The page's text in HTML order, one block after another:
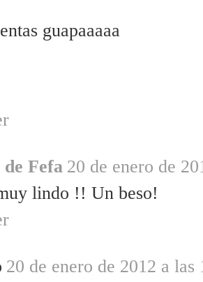
guapaaaaa
Fefa 20 de enero de
lindo !! Un beso!
20 de enero de 2012 a las